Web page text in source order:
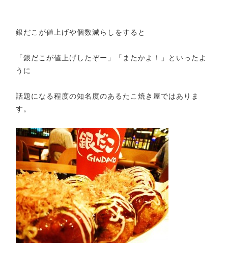
銀だこが値上げや個数減らしをすると
「銀だこが値上げしたぞー」「またかよ！」といったよ
うに
話題になる程度の知名度のあるたこ焼き屋ではありま
す。